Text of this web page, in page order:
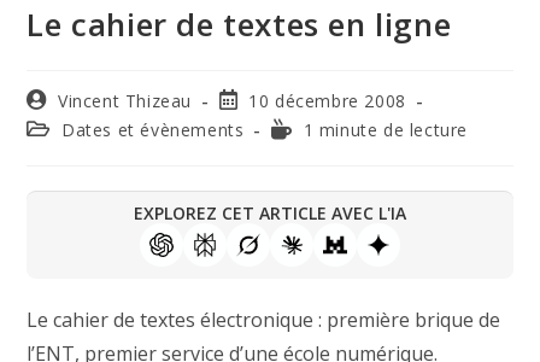
Le cahier de textes en ligne
Vincent Thizeau
10 décembre 2008
Dates et évènements
1 minute de lecture
EXPLOREZ CET ARTICLE AVEC L'IA
Le cahier de textes électronique : première brique de
l’ENT, premier service d’une école numérique.